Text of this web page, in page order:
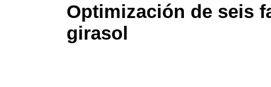
Optimización de seis
girasol